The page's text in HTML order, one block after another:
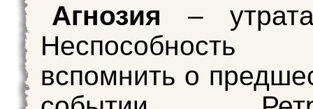
Агнозия –
Неспособность
вспомнить о